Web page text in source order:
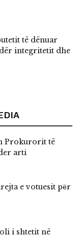
të dënuar
integritetit dhe
Prokurorit të
arti
e votuesit pёr
i shtetit në